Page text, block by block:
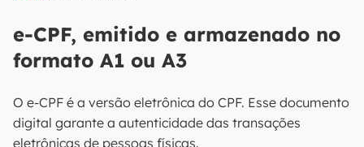
e-CPF, emitido e armazenado no
formato A1 ou A3
O e-CPF é a versão eletrônica do CPF. Esse documento
digital garante a autenticidade das transações
eletrônicas de pessoas físicas.